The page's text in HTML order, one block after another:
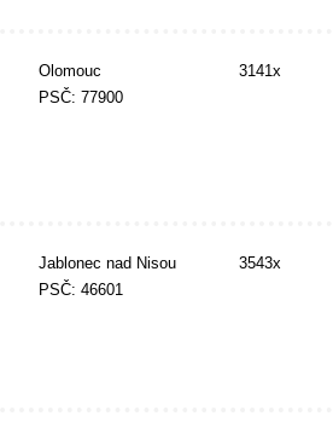
Olomouc
PSČ: 77900
3141x
Jablonec nad Nisou
PSČ: 46601
3543x